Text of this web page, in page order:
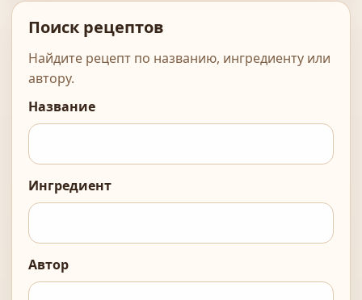
Поиск рецептов
Найдите рецепт по названию, ингредиенту или
автору.
Название
Ингредиент
Автор